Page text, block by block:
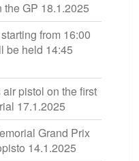
the GP 18.1.2025
from 16:00
be held 14:45
pistol on the first
17.1.2025
Grand Prix
14.1.2025